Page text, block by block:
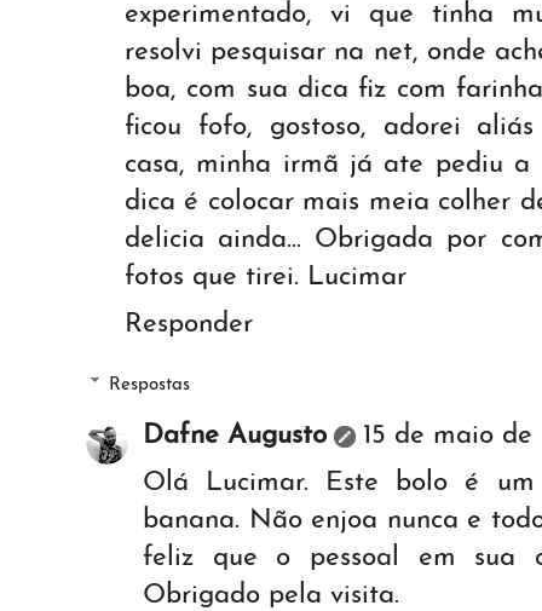
experimentado, vi que tinha
resolvi pesquisar na net, onde
boa, com sua dica fiz com
ficou fofo, gostoso, adorei
casa, minha irmã já ate pediu
dica é colocar mais meia colher
delicia ainda... Obrigada por
fotos que tirei. Lucimar
Responder
Respostas
Dafne Augusto
15 de maio de
Olá Lucimar. Este bolo é
banana. Não enjoa nunca e
feliz que o pessoal em sua
Obrigado pela visita.